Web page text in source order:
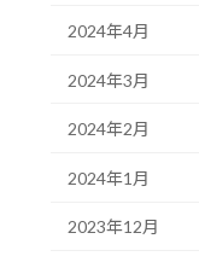
2024年4月
2024年3月
2024年2月
2024年1月
2023年12月